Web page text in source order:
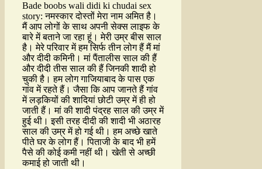
Bade boobs wali didi ki chudai sex
story: नमस्कार दोस्तों मेरा नाम अमित है।
मैं आप लोगों के साथ अपनी सेक्स लाइफ के
बारे में बताने जा रहा हूं। मेरी उम्र बीस साल
है। मेरे परिवार में हम सिर्फ तीन लोग हैं मैं मां
और दीदी कमिनी। मां पैंतालीस साल की हैं
और दीदी तीस साल की हैं जिनकी शादी हो
चुकी है। हम लोग गाजियाबाद के पास एक
गांव में रहते हैं। जैसा कि आप जानते हैं गांव
में लड़कियों की शादियां छोटी उम्र में ही हो
जाती हैं। मां की शादी पंद्रह साल की उम्र में
हुई थी। इसी तरह दीदी की शादी भी अठारह
साल की उम्र में हो गई थी। हम अच्छे खाते
पीते घर के लोग हैं। पिताजी के बाद भी हमें
पैसे की कोई कमी नहीं थी। खेती से अच्छी
कमाई हो जाती थी।